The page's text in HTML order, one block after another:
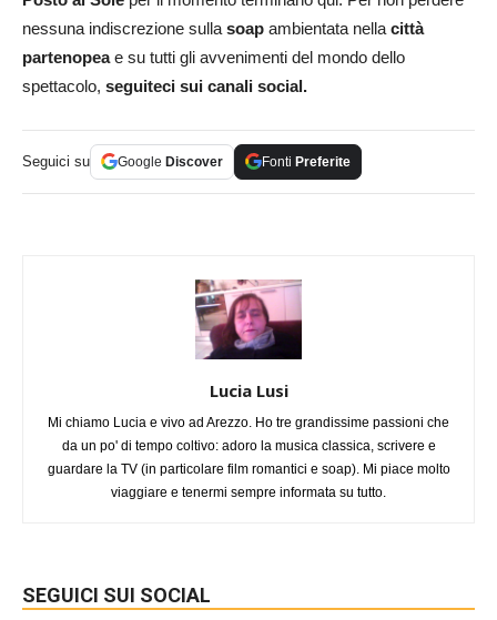
nessuna indiscrezione sulla soap ambientata nella città
partenopeae su tutti gli avvenimenti del mondo dello
spettacolo, seguiteci sui canali social.
Seguici su Google Discover Fonti Preferite
Lucia Lusi
Mi chiamo Lucia e vivo ad Arezzo. Ho tre grandissime passioni che
da un po' di tempo coltivo: adoro la musica classica, scrivere e
guardare la TV (in particolare film romantici e soap). Mi piace molto
viaggiare e tenermi sempre informata su tutto.
SEGUICI SUI SOCIAL